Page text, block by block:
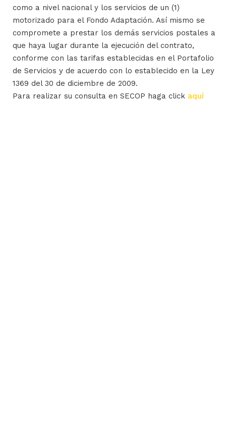
como a nivel nacional y los servicios de un (1)
motorizado para el Fondo Adaptación. Así mismo se
compromete a prestar los demás servicios postales a
que haya lugar durante la ejecución del contrato,
conforme con las tarifas establecidas en el Portafolio
de Servicios y de acuerdo con lo establecido en la Ley
1369 del 30 de diciembre de 2009.
Para realizar su consulta en SECOP haga click aquí